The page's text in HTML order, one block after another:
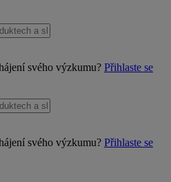
svého výzkumu? Přihlaste se
svého výzkumu? Přihlaste se